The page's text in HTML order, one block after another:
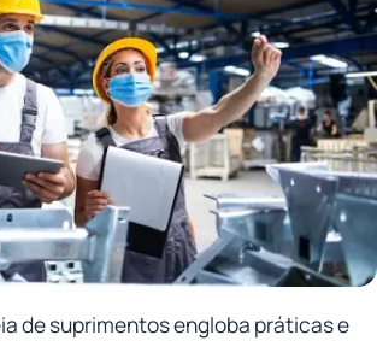
de suprimentos engloba práticas e